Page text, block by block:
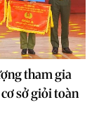
tham gia
sở giỏi toàn